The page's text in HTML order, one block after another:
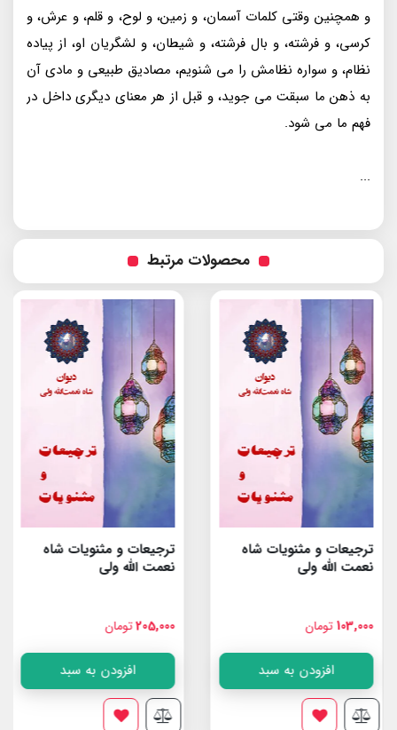
و همچنین وقتی کلمات آسمان، و زمین، و لوح، و قلم، و عرش، و
کرسی، و فرشته، و بال فرشته، و شیطان، و لشگریان او، از پیاده
نظام، و سواره نظامش را می شنویم، مصادیق طبیعی و مادی آن
به ذهن ما سبقت می جوید، و قبل از هر معنای دیگری داخل در
فهم ما می شود.
...
محصولات مرتبط
ترجیعات و مثنویات شاه
نعمت الله ولى
103,000 تومان
افزودن به سبد
ترجیعات و مثنویات شاه
نعمت الله ولى
205,000 تومان
افزودن به سبد